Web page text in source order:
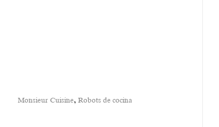
Monsieur Cuisine, Robots de cocina